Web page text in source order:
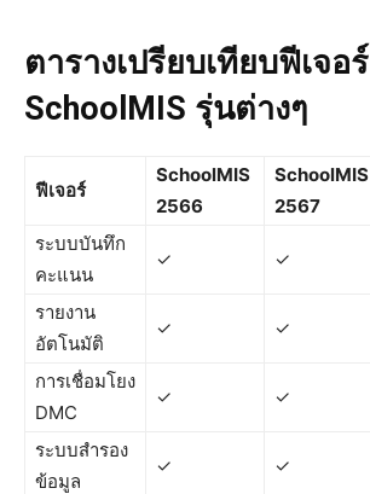
ตารางเปรียบเทียบฟีเจอร์
SchoolMIS รุ่นต่างๆ
ฟีเจอร์
SchoolMIS
2566
SchoolMIS
2567
ระบบบันทึก
คะแนน
✓ ✓
รายงาน
อัตโนมัติ
✓ ✓
การเชื่อมโยง
DMC
✓ ✓
ระบบสำรอง
ข้อมูล
✓ ✓